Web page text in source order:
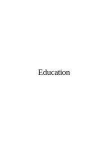
Education